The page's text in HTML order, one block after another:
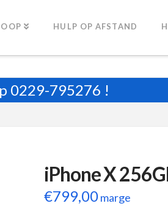
HULP OP AFSTAND
0229-795276 !
iPhone X
€799,00marge